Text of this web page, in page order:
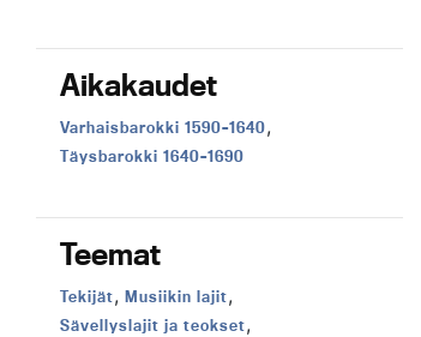
Aikakaudet
Aikakausi:
Varhaisbarokki 1590–1640,
Aikakausi:
Täysbarokki 1640–1690
Teemat
Teema:
Tekijät, Teema:
Musiikin lajit,
Teema:
Sävellyslajit ja teokset,